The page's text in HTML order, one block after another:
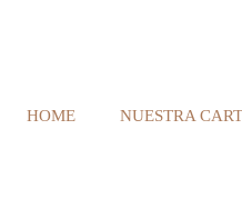
HOME NUESTRA